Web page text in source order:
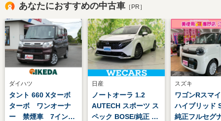
あなたにおすすめの中古車 ［PR］
ダイハツ
タント 660 Xターボ
ターボ ワンオーナ
ー 禁煙車 7インチ
日産
ノートオーラ 1.2
AUTECH スポーツ ス
ペック BOSE/純正 9
スズキ
ワゴンRスマ
ハイブリッド
純正フルセグ